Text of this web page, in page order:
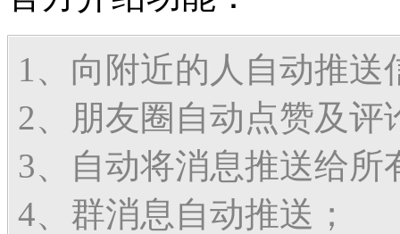
1、向附近的人自动推送
2、朋友圈自动点赞及评
3、自动将消息推送给所
4、群消息自动推送；